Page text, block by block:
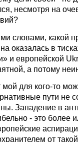
несмотря на
словами, какой
оказалась в
и европейской
а потому
мой для кого-то
пути не
Западение в
- это более
от